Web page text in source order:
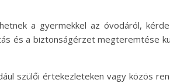
a gyermekkel az óvodáról,
és a biztonságérzet megteremtése
szülői értekezleteken vagy közös